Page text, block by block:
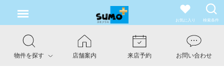
お気に入り 検索条件
物件を探す 店舗案内 来店予約 お問い合わせ